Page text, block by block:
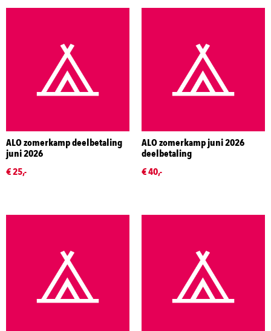
ALO zomerkamp deelbetaling
juni 2026
€ 25,-
ALO zomerkamp juni 2026
deelbetaling
€ 40,-